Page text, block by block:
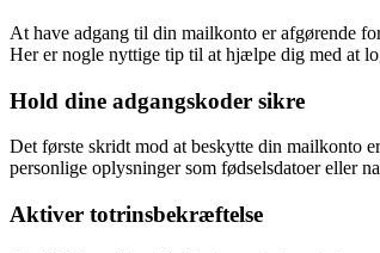
At have adgang til din mailkonto er afgørende
Her er nogle nyttige tip til at hjælpe dig med at
Hold dine adgangskoder sikre
Det første skridt mod at beskytte din mailkonto
personlige oplysninger som fødselsdatoer eller
Aktiver totrinsbekræftelse